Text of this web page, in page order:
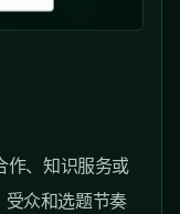
作、知识服务或
众和选题节奏